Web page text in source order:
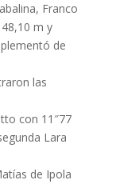
Franco
m y
de
las
con 11″77
Lara
de Ipola